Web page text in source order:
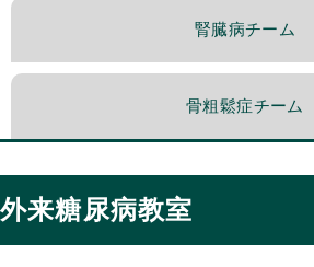
腎臓病チーム
骨粗鬆症チーム
外来糖尿病教室